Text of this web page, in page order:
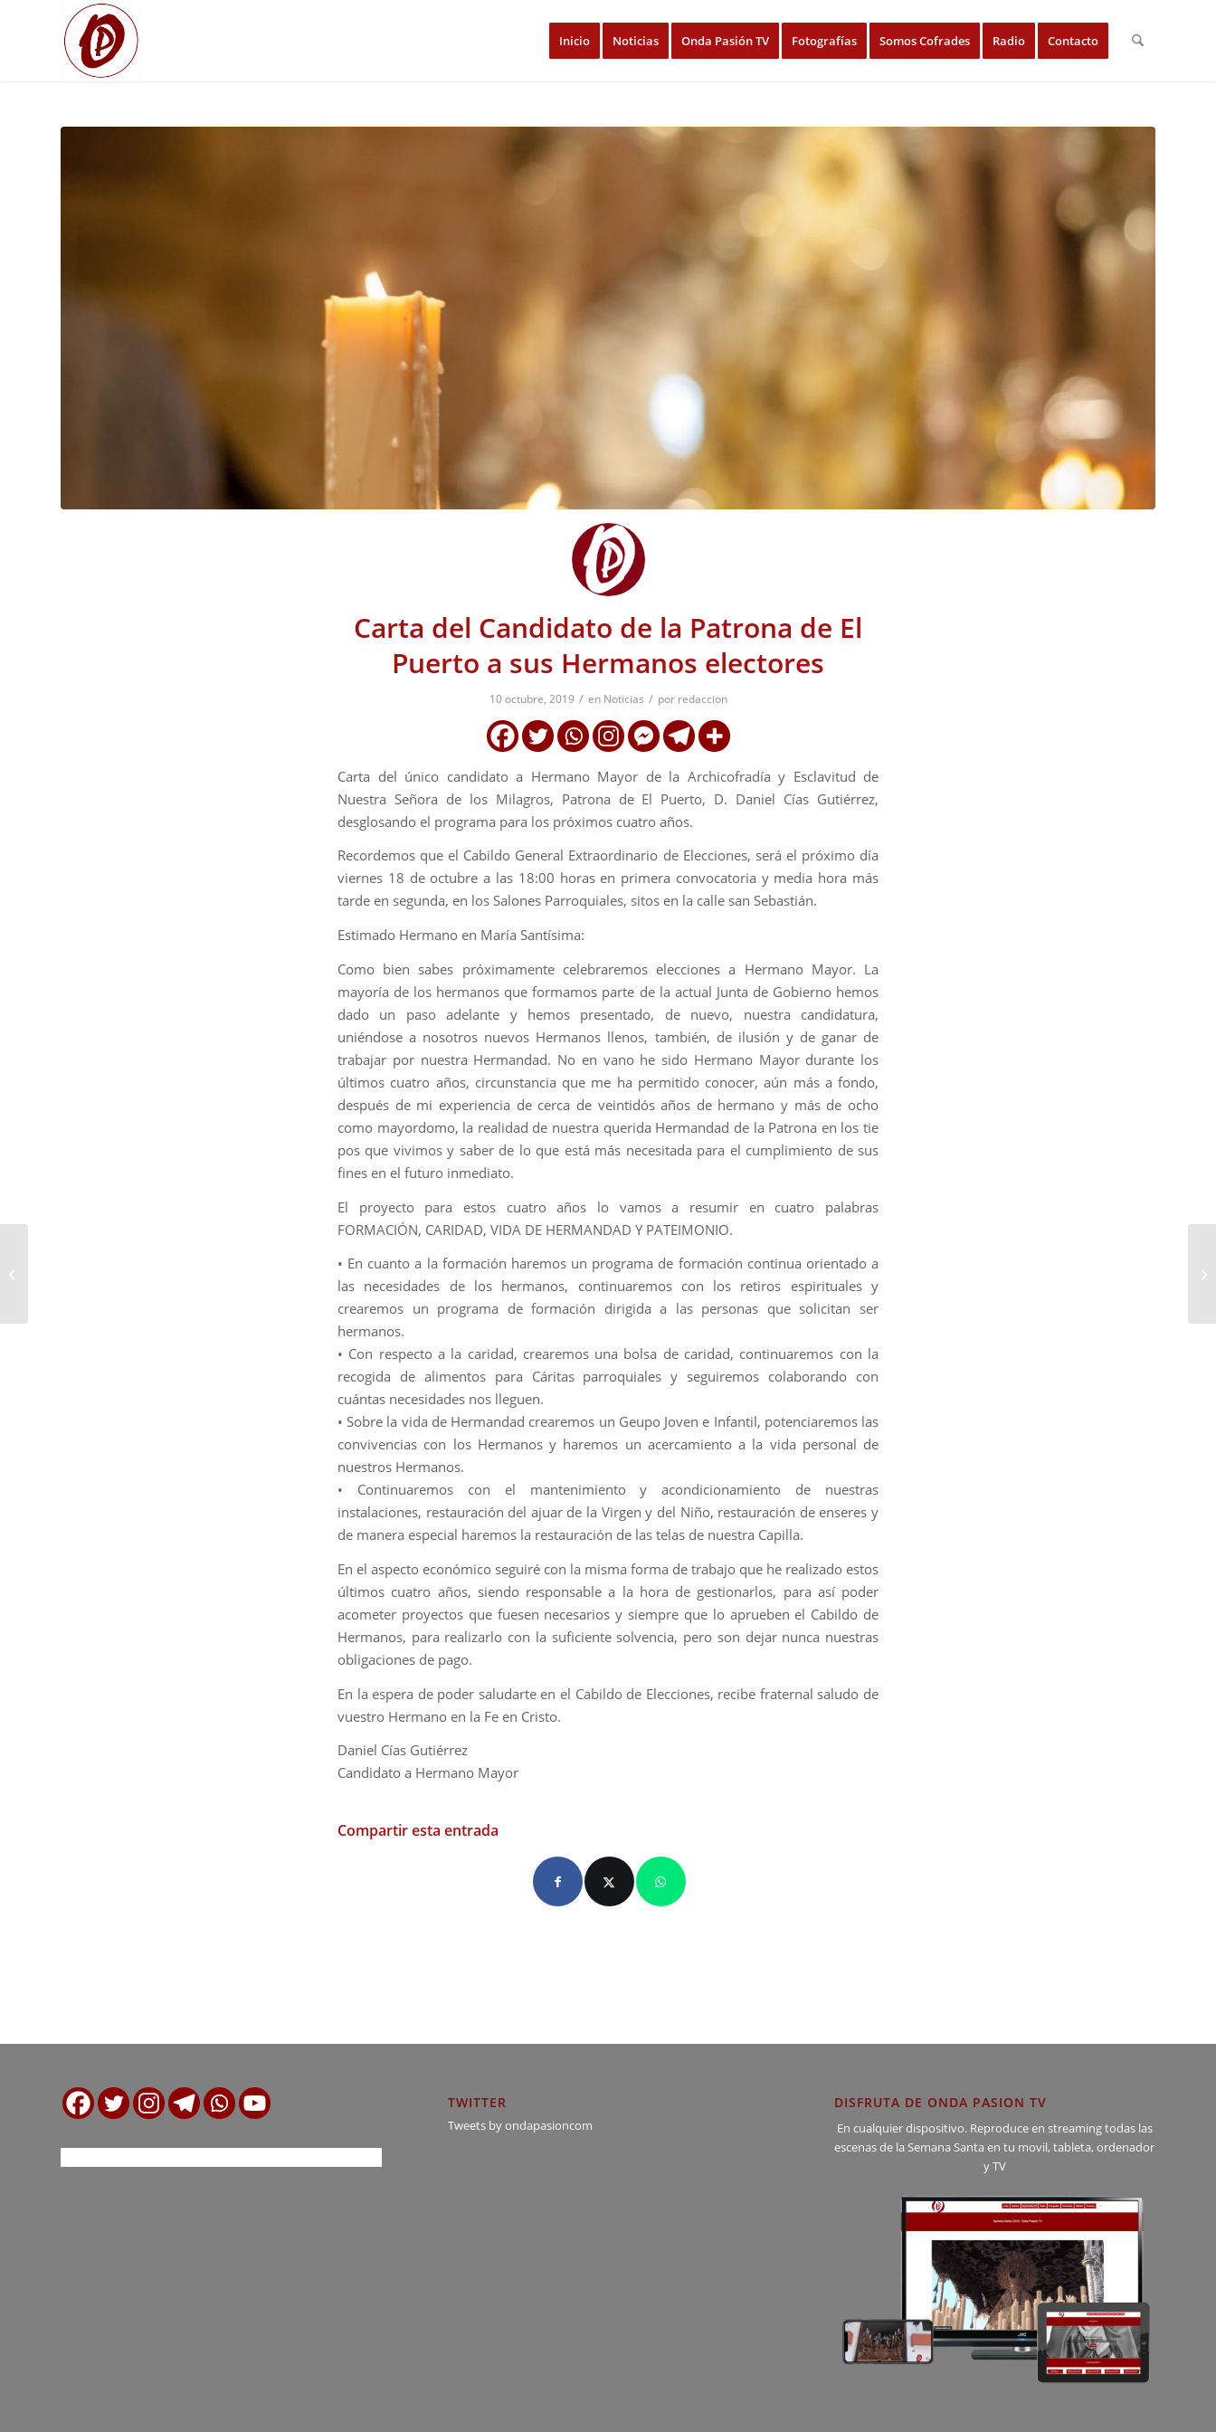
Inicio Noticias Onda Pasión TV Fotografías Somos Cofrades Radio Contacto
Carta del Candidato de la Patrona de El
Puerto a sus Hermanos electores
10 octubre, 2019 / en Noticias / por redaccion
Carta del único candidato a Hermano Mayor de la Archicofradía y Esclavitud de
Nuestra Señora de los Milagros, Patrona de El Puerto, D. Daniel Cías Gutiérrez,
desglosando el programa para los próximos cuatro años.
Recordemos que el Cabildo General Extraordinario de Elecciones, será el próximo día
viernes 18 de octubre a las 18:00 horas en primera convocatoria y media hora más
tarde en segunda, en los Salones Parroquiales, sitos en la calle san Sebastián.
Estimado Hermano en María Santísima:
Como bien sabes próximamente celebraremos elecciones a Hermano Mayor. La
mayoría de los hermanos que formamos parte de la actual Junta de Gobierno hemos
dado un paso adelante y hemos presentado, de nuevo, nuestra candidatura,
uniéndose a nosotros nuevos Hermanos llenos, también, de ilusión y de ganar de
trabajar por nuestra Hermandad. No en vano he sido Hermano Mayor durante los
últimos cuatro años, circunstancia que me ha permitido conocer, aún más a fondo,
después de mi experiencia de cerca de veintidós años de hermano y más de ocho
como mayordomo, la realidad de nuestra querida Hermandad de la Patrona en los tie
pos que vivimos y saber de lo que está más necesitada para el cumplimiento de sus
fines en el futuro inmediato.
El proyecto para estos cuatro años lo vamos a resumir en cuatro palabras
FORMACIÓN, CARIDAD, VIDA DE HERMANDAD Y PATEIMONIO.
• En cuanto a la formación haremos un programa de formación continua orientado a
las necesidades de los hermanos, continuaremos con los retiros espirituales y
crearemos un programa de formación dirigida a las personas que solicitan ser
hermanos.
• Con respecto a la caridad, crearemos una bolsa de caridad, continuaremos con la
recogida de alimentos para Cáritas parroquiales y seguiremos colaborando con
cuántas necesidades nos lleguen.
• Sobre la vida de Hermandad crearemos un Geupo Joven e Infantil, potenciaremos las
convivencias con los Hermanos y haremos un acercamiento a la vida personal de
nuestros Hermanos.
• Continuaremos con el mantenimiento y acondicionamiento de nuestras
instalaciones, restauración del ajuar de la Virgen y del Niño, restauración de enseres y
de manera especial haremos la restauración de las telas de nuestra Capilla.
En el aspecto económico seguiré con la misma forma de trabajo que he realizado estos
últimos cuatro años, siendo responsable a la hora de gestionarlos, para así poder
acometer proyectos que fuesen necesarios y siempre que lo aprueben el Cabildo de
Hermanos, para realizarlo con la suficiente solvencia, pero son dejar nunca nuestras
obligaciones de pago.
En la espera de poder saludarte en el Cabildo de Elecciones, recibe fraternal saludo de
vuestro Hermano en la Fe en Cristo.
Daniel Cías Gutiérrez
Candidato a Hermano Mayor
Compartir esta entrada
TWITTER
Tweets by ondapasioncom
DISFRUTA DE ONDA PASION TV
En cualquier dispositivo. Reproduce en streaming todas las
escenas de la Semana Santa en tu movil, tableta, ordenador
y TV